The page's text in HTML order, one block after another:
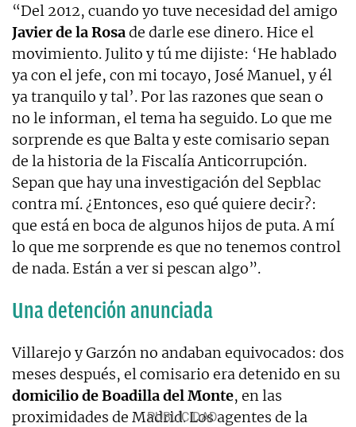
“Del 2012, cuando yo tuve necesidad del amigo
Javier de la Rosade darle ese dinero. Hice el
movimiento. Julito y tú me dijiste: ‘He hablado
ya con el jefe, con mi tocayo, José Manuel, y él
ya tranquilo y tal’. Por las razones que sean o
no le informan, el tema ha seguido. Lo que me
sorprende es que Balta y este comisario sepan
de la historia de la Fiscalía Anticorrupción.
Sepan que hay una investigación del Sepblac
contra mí. ¿Entonces, eso qué quiere decir?:
que está en boca de algunos hijos de puta. A mí
lo que me sorprende es que no tenemos control
de nada. Están a ver si pescan algo”.
Una detención anunciada
Villarejo y Garzón no andaban equivocados: dos
meses después, el comisario era detenido en su
domicilio de Boadilla del Monte, en las
proximidades de Madrid. Los agentes de la